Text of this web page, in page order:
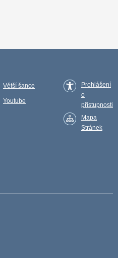
Větší šance
Youtube
Prohlášení
o
přístupnosti
Mapa
Stránek